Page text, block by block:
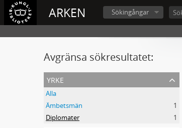
ARKEN Sökingångar
Avgränsa sökresultatet:
yrke
Alla
Ämbetsmän
1
Diplomater
1